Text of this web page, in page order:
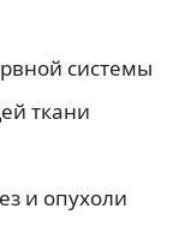
системы
ткани
и опухоли